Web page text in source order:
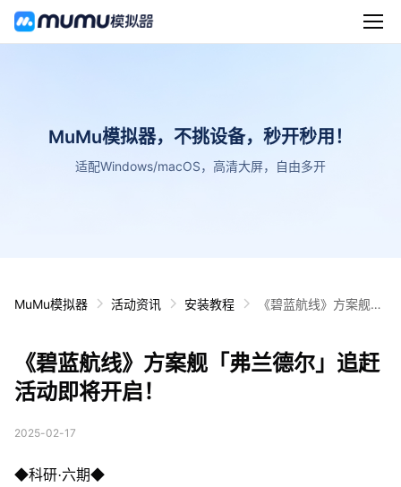
MuMu模拟器，不挑设备，秒开秒用！
适配Windows/macOS，高清大屏，自由多开
MuMu模拟器 活动资讯 安装教程
《碧蓝航线》方案舰
《碧蓝航线》方案舰「弗兰德尔」追赶
活动即将开启！
2025-02-17
◆科研·六期◆